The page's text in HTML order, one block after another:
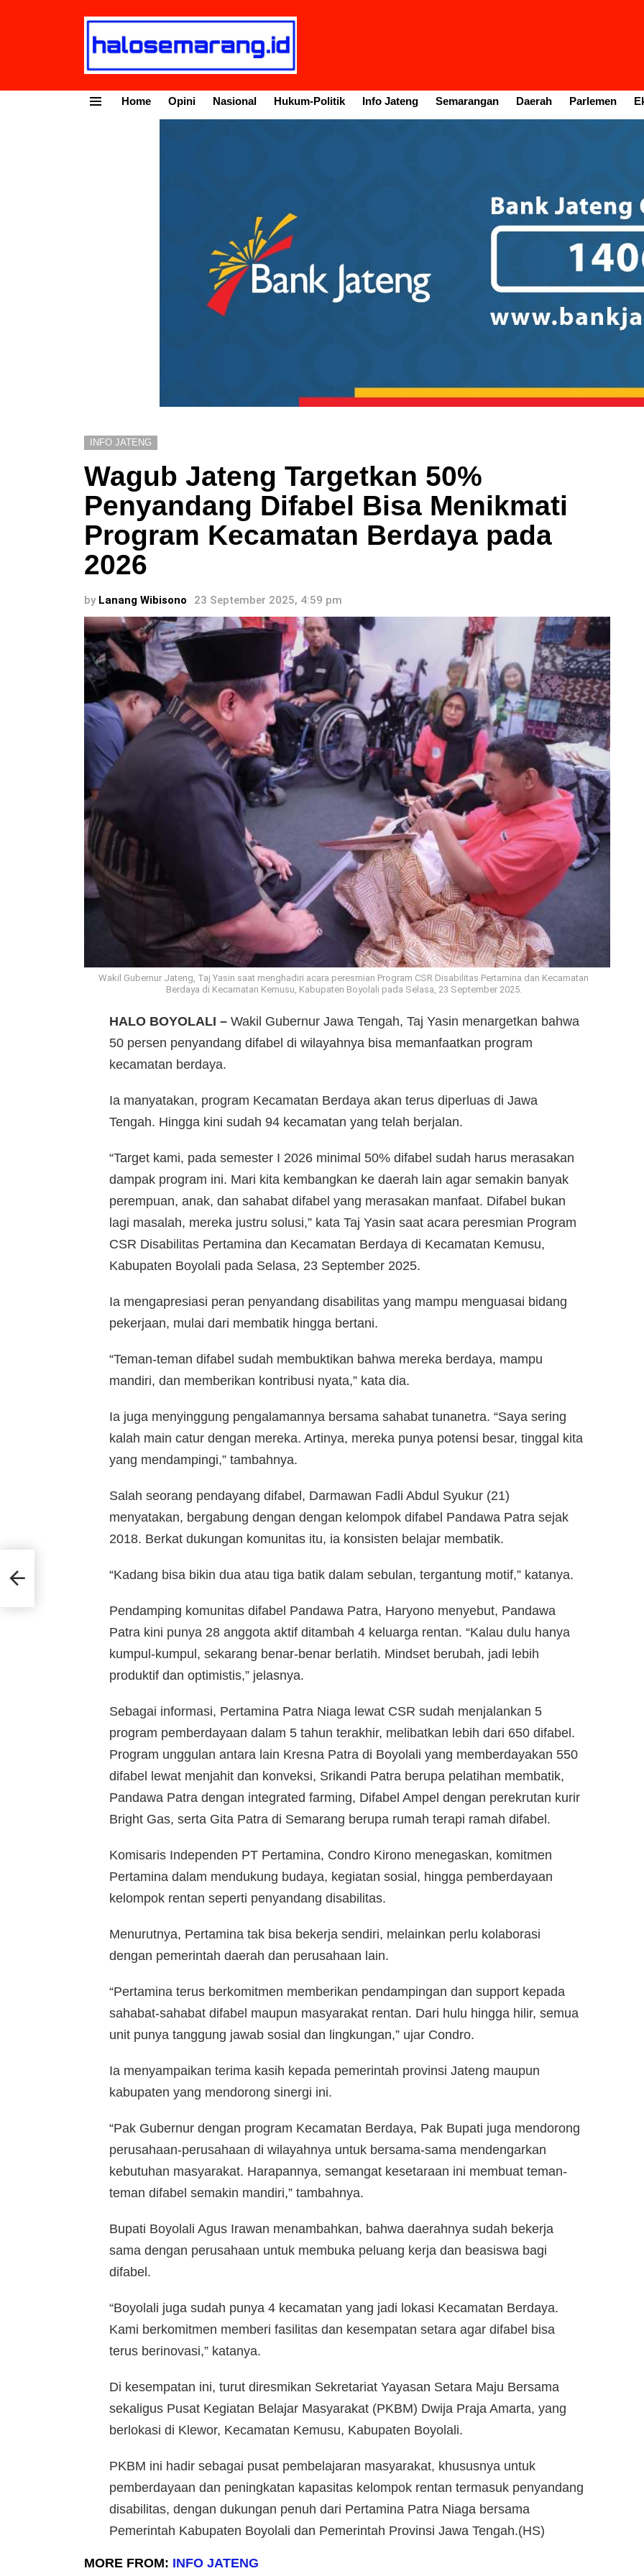
Home Opini Nasional Hukum-Politik Info Jateng Semarangan Daerah Parlemen
INFO JATENG
Wagub Jateng Targetkan 50%
Penyandang Difabel Bisa Menikmati
Program Kecamatan Berdaya pada
2026
by Lanang Wibisono 23 September 2025, 4:59 pm
Wakil Gubernur Jateng, Taj Yasin saat menghadiri acara peresmian Program CSR Disabilitas Pertamina dan Kecamatan
Berdaya di Kecamatan Kemusu, Kabupaten Boyolali pada Selasa, 23 September 2025.
HALO BOYOLALI – Wakil Gubernur Jawa Tengah, Taj Yasin menargetkan bahwa
50 persen penyandang difabel di wilayahnya bisa memanfaatkan program
kecamatan berdaya.
Ia manyatakan, program Kecamatan Berdaya akan terus diperluas di Jawa
Tengah. Hingga kini sudah 94 kecamatan yang telah berjalan.
“Target kami, pada semester I 2026 minimal 50% difabel sudah harus merasakan
dampak program ini. Mari kita kembangkan ke daerah lain agar semakin banyak
perempuan, anak, dan sahabat difabel yang merasakan manfaat. Difabel bukan
lagi masalah, mereka justru solusi,” kata Taj Yasin saat acara peresmian Program
CSR Disabilitas Pertamina dan Kecamatan Berdaya di Kecamatan Kemusu,
Kabupaten Boyolali pada Selasa, 23 September 2025.
Ia mengapresiasi peran penyandang disabilitas yang mampu menguasai bidang
pekerjaan, mulai dari membatik hingga bertani.
“Teman-teman difabel sudah membuktikan bahwa mereka berdaya, mampu
mandiri, dan memberikan kontribusi nyata,” kata dia.
Ia juga menyinggung pengalamannya bersama sahabat tunanetra. “Saya sering
kalah main catur dengan mereka. Artinya, mereka punya potensi besar, tinggal kita
yang mendampingi,” tambahnya.
Salah seorang pendayang difabel, Darmawan Fadli Abdul Syukur (21)
menyatakan, bergabung dengan dengan kelompok difabel Pandawa Patra sejak
2018. Berkat dukungan komunitas itu, ia konsisten belajar membatik.
“Kadang bisa bikin dua atau tiga batik dalam sebulan, tergantung motif,” katanya.
Pendamping komunitas difabel Pandawa Patra, Haryono menyebut, Pandawa
Patra kini punya 28 anggota aktif ditambah 4 keluarga rentan. “Kalau dulu hanya
kumpul-kumpul, sekarang benar-benar berlatih. Mindset berubah, jadi lebih
produktif dan optimistis,” jelasnya.
Sebagai informasi, Pertamina Patra Niaga lewat CSR sudah menjalankan 5
program pemberdayaan dalam 5 tahun terakhir, melibatkan lebih dari 650 difabel.
Program unggulan antara lain Kresna Patra di Boyolali yang memberdayakan 550
difabel lewat menjahit dan konveksi, Srikandi Patra berupa pelatihan membatik,
Pandawa Patra dengan integrated farming, Difabel Ampel dengan perekrutan kurir
Bright Gas, serta Gita Patra di Semarang berupa rumah terapi ramah difabel.
Komisaris Independen PT Pertamina, Condro Kirono menegaskan, komitmen
Pertamina dalam mendukung budaya, kegiatan sosial, hingga pemberdayaan
kelompok rentan seperti penyandang disabilitas.
Menurutnya, Pertamina tak bisa bekerja sendiri, melainkan perlu kolaborasi
dengan pemerintah daerah dan perusahaan lain.
“Pertamina terus berkomitmen memberikan pendampingan dan support kepada
sahabat-sahabat difabel maupun masyarakat rentan. Dari hulu hingga hilir, semua
unit punya tanggung jawab sosial dan lingkungan,” ujar Condro.
Ia menyampaikan terima kasih kepada pemerintah provinsi Jateng maupun
kabupaten yang mendorong sinergi ini.
“Pak Gubernur dengan program Kecamatan Berdaya, Pak Bupati juga mendorong
perusahaan-perusahaan di wilayahnya untuk bersama-sama mendengarkan
kebutuhan masyarakat. Harapannya, semangat kesetaraan ini membuat teman-
teman difabel semakin mandiri,” tambahnya.
Bupati Boyolali Agus Irawan menambahkan, bahwa daerahnya sudah bekerja
sama dengan perusahaan untuk membuka peluang kerja dan beasiswa bagi
difabel.
“Boyolali juga sudah punya 4 kecamatan yang jadi lokasi Kecamatan Berdaya.
Kami berkomitmen memberi fasilitas dan kesempatan setara agar difabel bisa
terus berinovasi,” katanya.
Di kesempatan ini, turut diresmikan Sekretariat Yayasan Setara Maju Bersama
sekaligus Pusat Kegiatan Belajar Masyarakat (PKBM) Dwija Praja Amarta, yang
berlokasi di Klewor, Kecamatan Kemusu, Kabupaten Boyolali.
PKBM ini hadir sebagai pusat pembelajaran masyarakat, khususnya untuk
pemberdayaan dan peningkatan kapasitas kelompok rentan termasuk penyandang
disabilitas, dengan dukungan penuh dari Pertamina Patra Niaga bersama
Pemerintah Kabupaten Boyolali dan Pemerintah Provinsi Jawa Tengah.(HS)
MORE FROM: INFO JATENG